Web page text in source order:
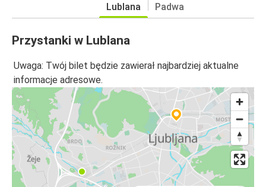
Lublana Padwa
Przystanki w Lublana
Uwaga: Twój bilet będzie zawierał najbardziej aktualne
informacje adresowe.